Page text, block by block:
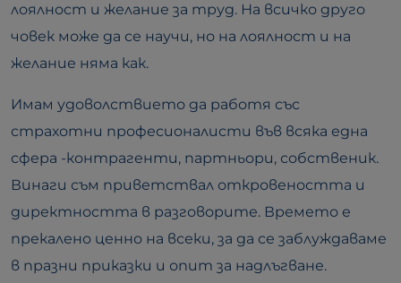
лоялност и желание за труд. На всичко друго
човек може да се научи, но на лоялност и на
желание няма как.
Имам удоволствието да работя със
страхотни професионалисти във всяка една
сфера -контрагенти, партньори, собственик.
Винаги съм приветствал откровеността и
директността в разговорите. Времето е
прекалено ценно на всеки, за да се заблуждаваме
в празни приказки и опит за надлъгване.